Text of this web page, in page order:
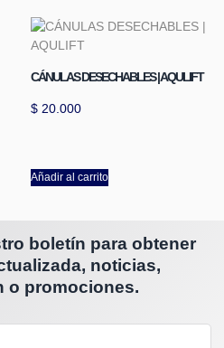
CÁNULAS DESECHABLES | AQULIFT
$ 20.000
Añadir al carrito
boletín para obtener
noticias,
o promociones.